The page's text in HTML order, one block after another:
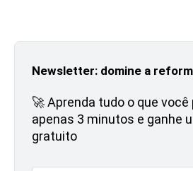
Newsletter: domine a
🚀 Aprenda tudo o que
apenas 3 minutos e ganhe
gratuito